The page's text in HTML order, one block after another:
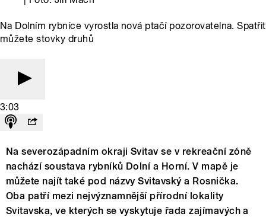
Na Dolním rybníce vyrostla nová ptačí pozorovatelna. Spatřit
můžete stovky druhů
3:03
Na severozápadním okraji Svitav se v rekreační zóně
nachází soustava rybníků Dolní a Horní. V mapě je
můžete najít také pod názvy Svitavský a Rosnička.
Oba patří mezi nejvýznamnější přírodní lokality
Svitavska, ve kterých se vyskytuje řada zajímavých a